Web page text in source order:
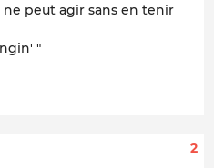
peut agir sans en tenir
"
2